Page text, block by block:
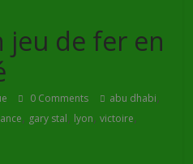
jeu de fer en
0 Comments abu dhabi,
, gary stal, lyon,victoire,